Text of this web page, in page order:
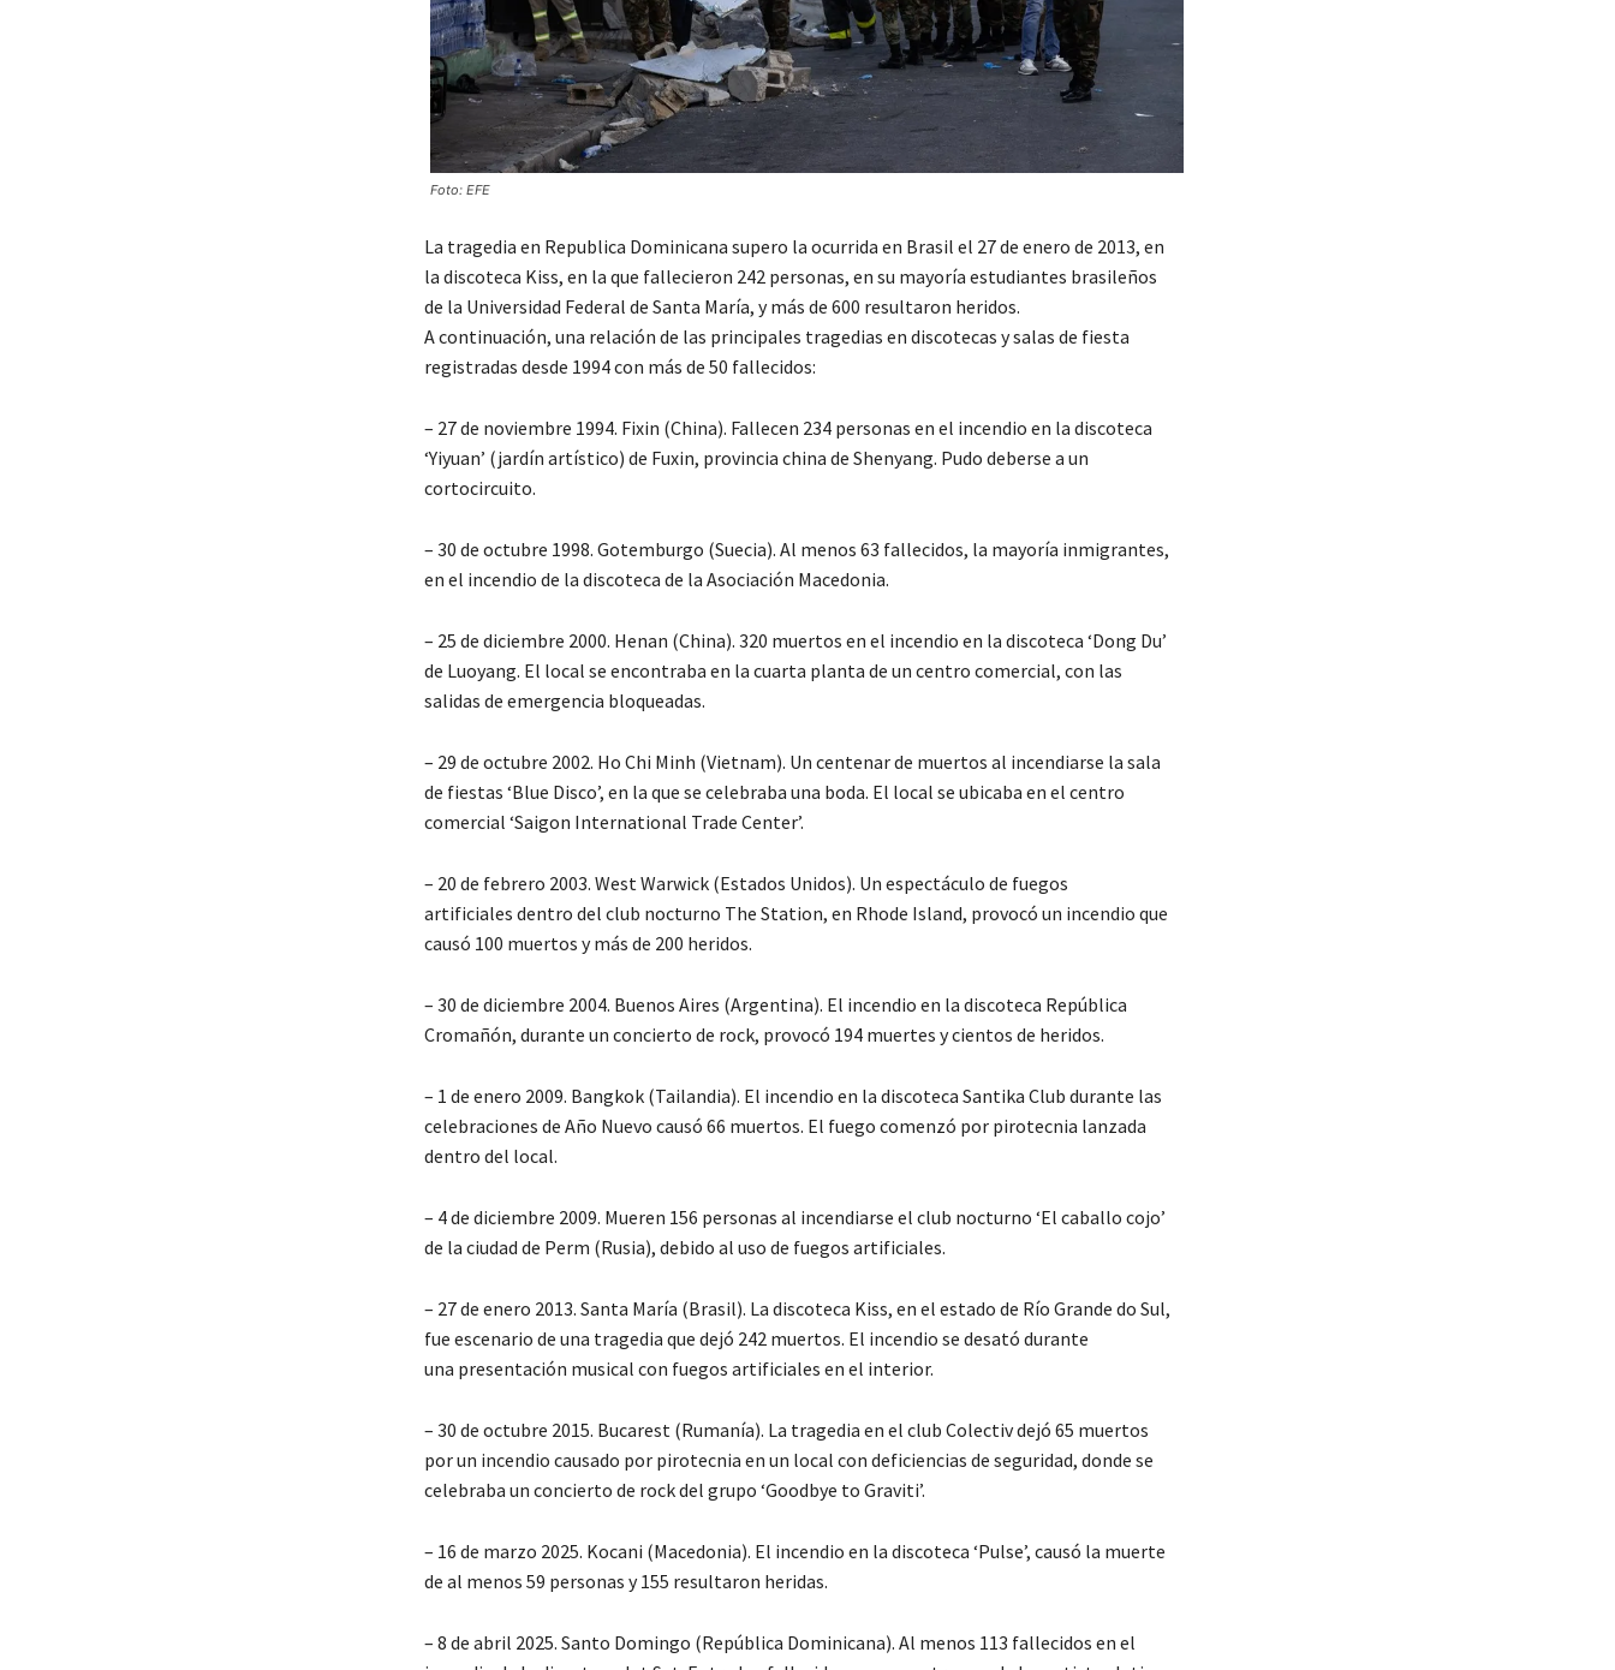
Foto: EFE
C
a
t
e
g
r
í
a
La tragedia en Republica Dominicana supero la ocurrida en Brasil el 27 de enero de 2013, en
la discoteca Kiss, en la que fallecieron 242 personas, en su mayoría estudiantes brasileños
de la Universidad Federal de Santa María, y más de 600 resultaron heridos.
A continuación, una relación de las principales tragedias en discotecas y salas de fiesta
registradas desde 1994 con más de 50 fallecidos:
– 27 de noviembre 1994. Fixin (China). Fallecen 234 personas en el incendio en la discoteca
‘Yiyuan’ (jardín artístico) de Fuxin, provincia china de Shenyang. Pudo deberse a un
cortocircuito.
– 30 de octubre 1998. Gotemburgo (Suecia). Al menos 63 fallecidos, la mayoría inmigrantes,
en el incendio de la discoteca de la Asociación Macedonia.
– 25 de diciembre 2000. Henan (China). 320 muertos en el incendio en la discoteca ‘Dong Du’
de Luoyang. El local se encontraba en la cuarta planta de un centro comercial, con las
salidas de emergencia bloqueadas.
– 29 de octubre 2002. Ho Chi Minh (Vietnam). Un centenar de muertos al incendiarse la sala
de fiestas ‘Blue Disco’, en la que se celebraba una boda. El local se ubicaba en el centro
comercial ‘Saigon International Trade Center’.
– 20 de febrero 2003. West Warwick (Estados Unidos). Un espectáculo de fuegos
artificiales dentro del club nocturno The Station, en Rhode Island, provocó un incendio que
causó 100 muertos y más de 200 heridos.
– 30 de diciembre 2004. Buenos Aires (Argentina). El incendio en la discoteca República
Cromañón, durante un concierto de rock, provocó 194 muertes y cientos de heridos.
– 1 de enero 2009. Bangkok (Tailandia). El incendio en la discoteca Santika Club durante las
celebraciones de Año Nuevo causó 66 muertos. El fuego comenzó por pirotecnia lanzada
dentro del local.
– 4 de diciembre 2009. Mueren 156 personas al incendiarse el club nocturno ‘El caballo cojo’
de la ciudad de Perm (Rusia), debido al uso de fuegos artificiales.
– 27 de enero 2013. Santa María (Brasil). La discoteca Kiss, en el estado de Río Grande do Sul,
fue escenario de una tragedia que dejó 242 muertos. El incendio se desató durante
una presentación musical con fuegos artificiales en el interior.
– 30 de octubre 2015. Bucarest (Rumanía). La tragedia en el club Colectiv dejó 65 muertos
por un incendio causado por pirotecnia en un local con deficiencias de seguridad, donde se
celebraba un concierto de rock del grupo ‘Goodbye to Graviti’.
– 16 de marzo 2025. Kocani (Macedonia). El incendio en la discoteca ‘Pulse’, causó la muerte
de al menos 59 personas y 155 resultaron heridas.
– 8 de abril 2025. Santo Domingo (República Dominicana). Al menos 113 fallecidos en el